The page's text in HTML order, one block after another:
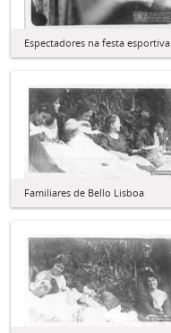
Espectadores na festa esportiva
Familiares de Bello Lisboa